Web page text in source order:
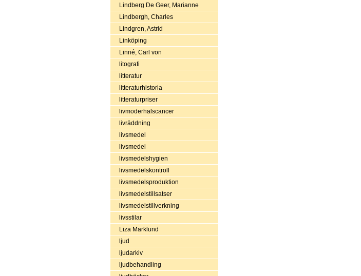
Lindberg De Geer, Marianne
Lindbergh, Charles
Lindgren, Astrid
Linköping
Linné, Carl von
litografi
litteratur
litteraturhistoria
litteraturpriser
livmoderhalscancer
livräddning
livsmedel
livsmedel
livsmedelshygien
livsmedelskontroll
livsmedelsproduktion
livsmedelstillsatser
livsmedelstillverkning
livsstilar
Liza Marklund
ljud
ljudarkiv
ljudbehandling